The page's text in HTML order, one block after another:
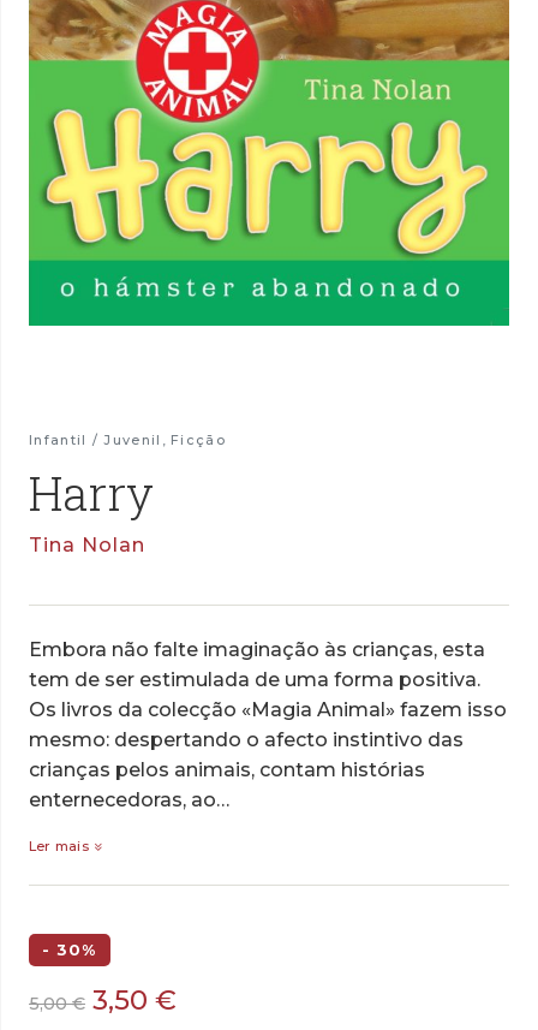
Infantil / Juvenil , Ficção
Harry
Tina Nolan
Embora não falte imaginação às crianças, esta
tem de ser estimulada de uma forma positiva.
Os livros da colecção «Magia Animal» fazem isso
mesmo: despertando o afecto instintivo das
crianças pelos animais, contam histórias
enternecedoras, ao…
Ler mais
- 30%
5,00€ O
3,50 €